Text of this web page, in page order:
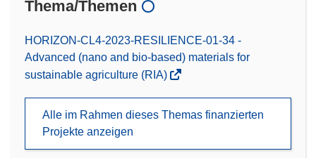
Thema/Themen
HORIZON-CL4-2023-RESILIENCE-01-34 -
Advanced (nano and bio-based) materials for
sustainable agriculture (RIA)
Alle im Rahmen dieses Themas finanzierten
Projekte anzeigen